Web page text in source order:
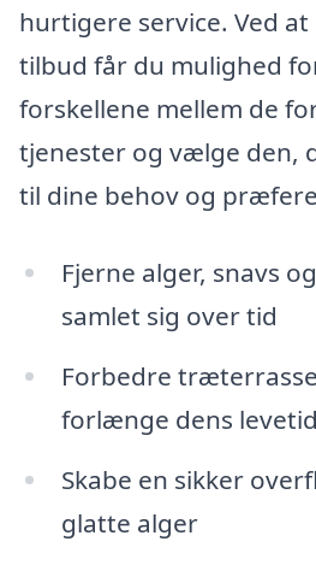
hurtigere service. Ved
tilbud får du mulighed
forskellene mellem de
tjenester og vælge den,
til dine behov og
Fjerne alger, snavs
samlet sig over tid
Forbedre
forlænge dens levetid
Skabe en sikker
glatte alger